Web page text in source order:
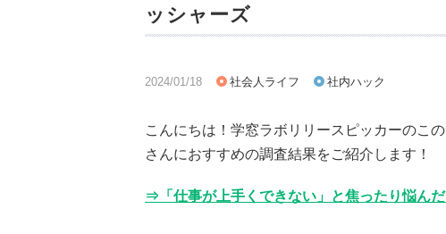
ッシャーズ
2024/01/18 社会人ライフ 社内ハック
こんにちは！学窓ラボリリースピッカーのこ
さんにおすすめの調査結果をご紹介します！
⇒「仕事が上手くできない」と焦ったり悩ん